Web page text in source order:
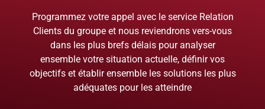
Programmez votre appel avec le service Relation
Clients du groupe et nous reviendrons vers-vous
dans les plus brefs délais pour analyser
ensemble votre situation actuelle, définir vos
objectifs et établir ensemble les solutions les plus
adéquates pour les atteindre